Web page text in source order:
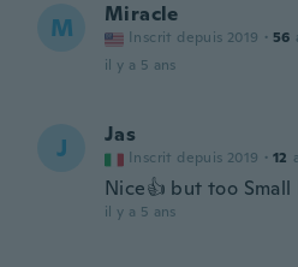
M Miracle
Inscrit depuis 2019 · 56
il y a 5 ans
J Jas
Inscrit depuis 2019 · 12
Nice👍 but too Small
il y a 5 ans